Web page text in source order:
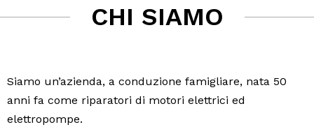
CHI SIAMO
Siamo un’azienda, a conduzione famigliare, nata 50
anni fa come riparatori di motori elettrici ed
elettropompe.